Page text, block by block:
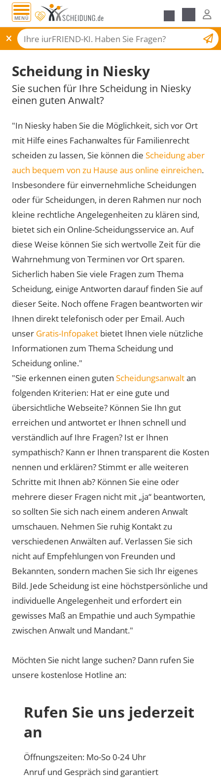
MENÜ
Scheidungsantrag
Scheidung in Niesky
Sie suchen für Ihre Scheidung in Niesky
einen guten Anwalt?
"In Niesky haben Sie die Möglichkeit, sich vor Ort
mit Hilfe eines Fachanwaltes für Familienrecht
scheiden zu lassen, Sie können die Scheidung aber
auch bequem von zu Hause aus online einreichen.
Insbesondere für einvernehmliche Scheidungen
oder für Scheidungen, in deren Rahmen nur noch
kleine rechtliche Angelegenheiten zu klären sind,
bietet sich ein Online-Scheidungsservice an. Auf
diese Weise können Sie sich wertvolle Zeit für die
Wahrnehmung von Terminen vor Ort sparen.
Sicherlich haben Sie viele Fragen zum Thema
Scheidung, einige Antworten darauf finden Sie auf
dieser Seite. Noch offene Fragen beantworten wir
Ihnen direkt telefonisch oder per Email. Auch
unser Gratis-Infopaket bietet Ihnen viele nützliche
Informationen zum Thema Scheidung und
Scheidung online."
"Sie erkennen einen guten Scheidungsanwaltan
folgenden Kriterien: Hat er eine gute und
übersichtliche Webseite? Können Sie Ihn gut
erreichen und antwortet er Ihnen schnell und
verständlich auf Ihre Fragen? Ist er Ihnen
sympathisch? Kann er Ihnen transparent die Kosten
nennen und erklären? Stimmt er alle weiteren
Schritte mit Ihnen ab? Können Sie eine oder
mehrere dieser Fragen nicht mit „ja“ beantworten,
so sollten Sie sich nach einem anderen Anwalt
umschauen. Nehmen Sie ruhig Kontakt zu
verschiedenen Anwälten auf. Verlassen Sie sich
nicht auf Empfehlungen von Freunden und
Bekannten, sondern machen Sie sich Ihr eigenes
Bild. Jede Scheidung ist eine höchstpersönliche und
individuelle Angelegenheit und erfordert ein
gewisses Maß an Empathie und auch Sympathie
zwischen Anwalt und Mandant."
Möchten Sie nicht lange suchen? Dann rufen Sie
unsere kostenlose Hotline an:
Rufen Sie uns jederzeit
an
Öffnungszeiten: Mo-So 0-24 Uhr
Anruf und Gespräch sind garantiert